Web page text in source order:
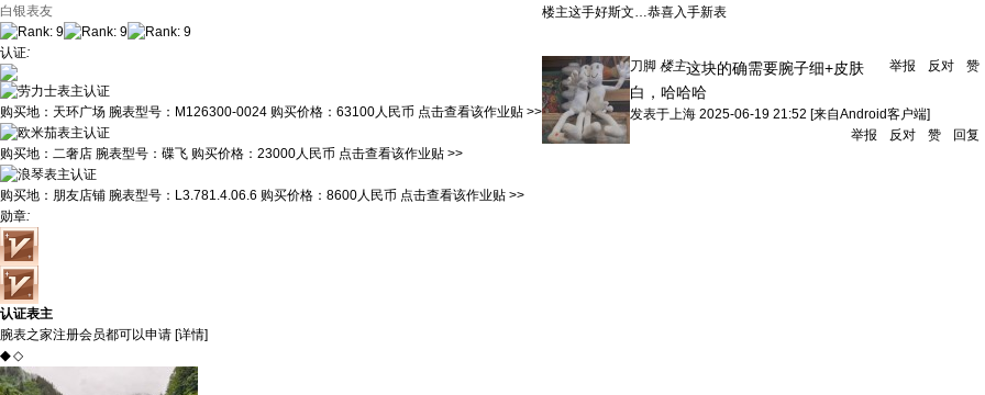
白银表友
认证:
购买地： 天环广场 腕表型号： M126300-0024 购买价格： 63100人民币 点击查看该作业贴 >>
购买地： 二奢店 腕表型号： 碟飞 购买价格： 23000人民币 点击查看该作业贴 >>
购买地： 朋友店铺 腕表型号： L3.781.4.06.6 购买价格： 8600人民币 点击查看该作业贴 >>
勋章:
认证表主
腕表之家注册会员都可以申请 [详情]
◆ ◇
楼主这手好斯文…恭喜入手新表
举报 反对 赞
刀脚 楼主这块的确需要腕子细+皮肤
白，哈哈哈
发表于上海 2025-06-19 21:52 [来自Android客户端]
举报
反对 赞 回复